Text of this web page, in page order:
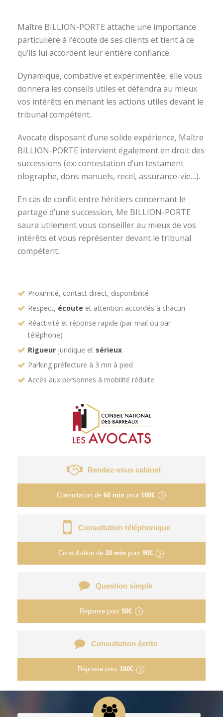
Maître BILLION-PORTE attache une importance
particulière à l’écoute de ses clients et tient à ce
qu’ils lui accordent leur entière confiance.
Dynamique, combative et expérimentée, elle vous
donnera les conseils utiles et défendra au mieux
vos intérêts en menant les actions utiles devant le
tribunal compétent.
Avocate disposant d’une solide expérience, Maître
BILLION-PORTE intervient également en droit des
successions (ex: contestation d’un testament
olographe, dons manuels, recel, assurance-vie…).
En cas de conflit entre héritiers concernant le
partage d’une succession, Me BILLION-PORTE
saura utilement vous conseiller au mieux de vos
intérêts et vous représenter devant le tribunal
compétent.
Proximité, contact direct, disponibilité
Respect, écoute et attention accordés à chacun
Réactivité et réponse rapide (par mail ou par
téléphone)
Rigueur juridique et sérieux
Parking préfecture à 3 mn à pied
Accès aux personnes à mobilité réduite
Rendez-vous cabinet
Consultation de 60 min pour 180€
Consultation téléphonique
Consultation de 30 min pour 90€
Question simple
Réponse pour 50€
Consultation écrite
Réponse pour 180€